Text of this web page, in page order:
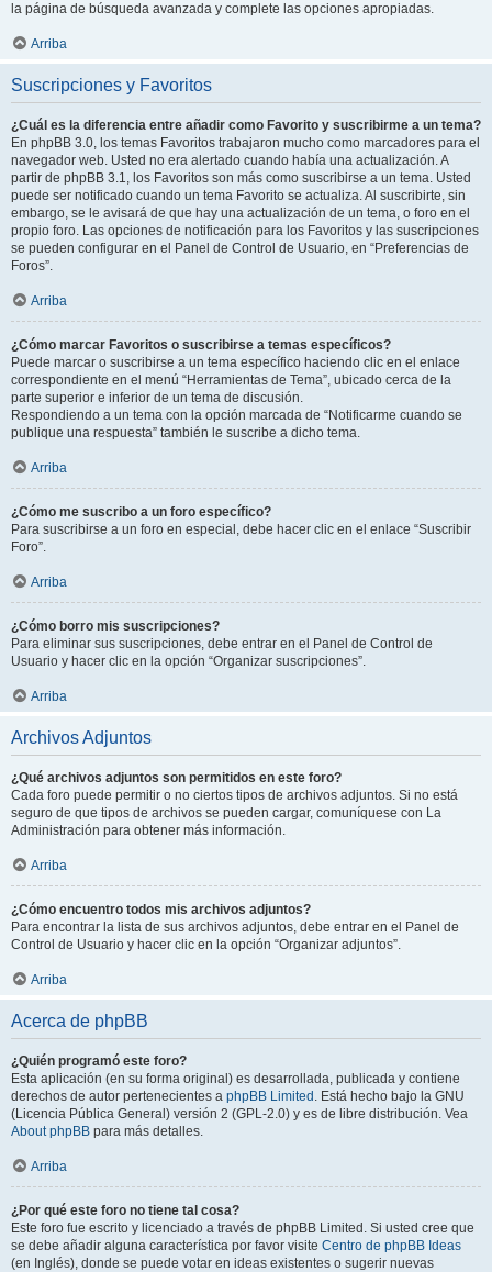
la página de búsqueda avanzada y complete las opciones apropiadas.
Arriba
Suscripciones y Favoritos
¿Cuál es la diferencia entre añadir como Favorito y suscribirme a un tema?
En phpBB 3.0, los temas Favoritos trabajaron mucho como marcadores para el
navegador web. Usted no era alertado cuando había una actualización. A
partir de phpBB 3.1, los Favoritos son más como suscribirse a un tema. Usted
puede ser notificado cuando un tema Favorito se actualiza. Al suscribirte, sin
embargo, se le avisará de que hay una actualización de un tema, o foro en el
propio foro. Las opciones de notificación para los Favoritos y las suscripciones
se pueden configurar en el Panel de Control de Usuario, en “Preferencias de
Foros”.
Arriba
¿Cómo marcar Favoritos o suscribirse a temas específicos?
Puede marcar o suscribirse a un tema específico haciendo clic en el enlace
correspondiente en el menú “Herramientas de Tema”, ubicado cerca de la
parte superior e inferior de un tema de discusión.
Respondiendo a un tema con la opción marcada de “Notificarme cuando se
publique una respuesta” también le suscribe a dicho tema.
Arriba
¿Cómo me suscribo a un foro específico?
Para suscribirse a un foro en especial, debe hacer clic en el enlace “Suscribir
Foro”.
Arriba
¿Cómo borro mis suscripciones?
Para eliminar sus suscripciones, debe entrar en el Panel de Control de
Usuario y hacer clic en la opción “Organizar suscripciones”.
Arriba
Archivos Adjuntos
¿Qué archivos adjuntos son permitidos en este foro?
Cada foro puede permitir o no ciertos tipos de archivos adjuntos. Si no está
seguro de que tipos de archivos se pueden cargar, comuníquese con La
Administración para obtener más información.
Arriba
¿Cómo encuentro todos mis archivos adjuntos?
Para encontrar la lista de sus archivos adjuntos, debe entrar en el Panel de
Control de Usuario y hacer clic en la opción “Organizar adjuntos”.
Arriba
Acerca de phpBB
¿Quién programó este foro?
Esta aplicación (en su forma original) es desarrollada, publicada y contiene
derechos de autor pertenecientes a phpBB Limited . Está hecho bajo la GNU
(Licencia Pública General) versión 2 (GPL-2.0) y es de libre distribución. Vea
About phpBB para más detalles.
Arriba
¿Por qué este foro no tiene tal cosa?
Este foro fue escrito y licenciado a través de phpBB Limited. Si usted cree que
se debe añadir alguna característica por favor visite Centro de phpBB Ideas
(en Inglés), donde se puede votar en ideas existentes o sugerir nuevas